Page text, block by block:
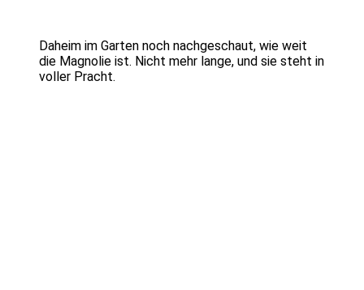
Daheim im Garten noch nachgeschaut, wie weit
die Magnolie ist. Nicht mehr lange, und sie steht in
voller Pracht.